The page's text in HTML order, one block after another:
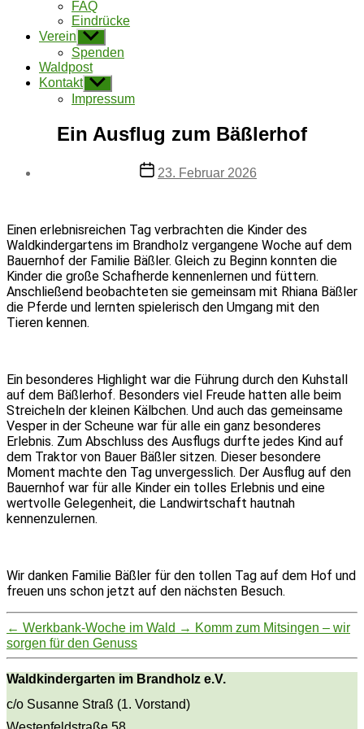
FAQ
Eindrücke
Verein Untermenü
anzeigen
Spenden
Waldpost
Kontakt Untermenü
anzeigen
Impressum
Ein Ausflug zum Bäßlerhof
Beitragsdatum
23. Februar 2026
Einen erlebnisreichen Tag verbrachten die Kinder des
Waldkindergartens im Brandholz vergangene Woche auf dem
Bauernhof der Familie Bäßler. Gleich zu Beginn konnten die
Kinder die große Schafherde kennenlernen und füttern.
Anschließend beobachteten sie gemeinsam mit Rhiana Bäßler
die Pferde und lernten spielerisch den Umgang mit den
Tieren kennen.
Ein besonderes Highlight war die Führung durch den Kuhstall
auf dem Bäßlerhof. Besonders viel Freude hatten alle beim
Streicheln der kleinen Kälbchen. Und auch das gemeinsame
Vesper in der Scheune war für alle ein ganz besonderes
Erlebnis. Zum Abschluss des Ausflugs durfte jedes Kind auf
dem Traktor von Bauer Bäßler sitzen. Dieser besondere
Moment machte den Tag unvergesslich. Der Ausflug auf den
Bauernhof war für alle Kinder ein tolles Erlebnis und eine
wertvolle Gelegenheit, die Landwirtschaft hautnah
kennenzulernen.
Wir danken Familie Bäßler für den tollen Tag auf dem Hof und
freuen uns schon jetzt auf den nächsten Besuch.
← Werkbank-Woche im Wald → Komm zum Mitsingen – wir
sorgen für den Genuss
Waldkindergarten im Brandholz e.V.
c/o Susanne Straß (1. Vorstand)